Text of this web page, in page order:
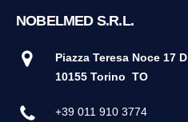
NOBELMED S.R.L.
Piazza Teresa Noce 17 D
10155 Torino TO
+39 011 910 3774